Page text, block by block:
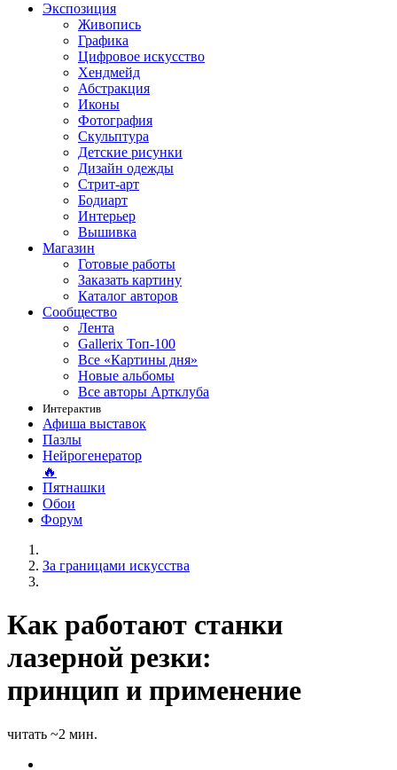
Экспозиция
Живопись
Графика
Цифровое искусство
Хендмейд
Абстракция
Иконы
Фотография
Скульптура
Детские рисунки
Дизайн одежды
Стрит-арт
Бодиарт
Интерьер
Вышивка
Магазин
Готовые работы
Заказать картину
Каталог авторов
Сообщество
Лента
Gallerix Топ-100
Все «Картины дня»
Новые альбомы
Все авторы Артклуба
Интерактив
Афиша выставок
Пазлы
Нейрогенератор
🔥
Пятнашки
Обои
Форум
За границами искусства
Как работают станки
лазерной резки:
принцип и применение
читать ~2 мин.